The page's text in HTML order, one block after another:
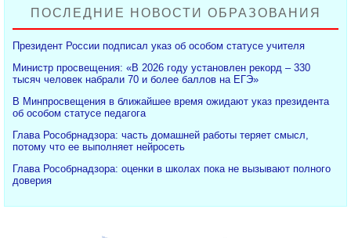
ПОСЛЕДНИЕ НОВОСТИ ОБРАЗОВАНИЯ
Президент России подписал указ об особом статусе учителя
Министр просвещения: «В 2026 году установлен рекорд – 330
тысяч человек набрали 70 и более баллов на ЕГЭ»
В Минпросвещения в ближайшее время ожидают указ президента
об особом статусе педагога
Глава Рособрнадзора: часть домашней работы теряет смысл,
потому что ее выполняет нейросеть
Глава Рособрнадзора: оценки в школах пока не вызывают полного
доверия